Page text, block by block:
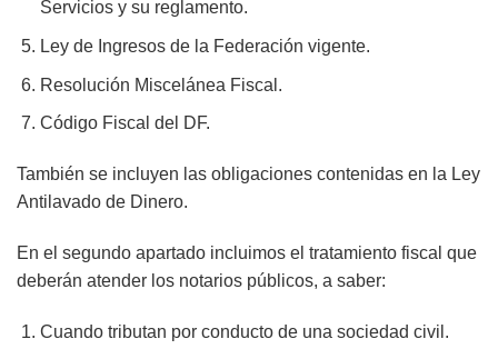
Servicios y su reglamento.
Ley de Ingresos de la Federación vigente.
Resolución Miscelánea Fiscal.
Código Fiscal del DF.
También se incluyen las obligaciones contenidas en la Ley
Antilavado de Dinero.
En el segundo apartado incluimos el tratamiento fiscal que
deberán atender los notarios públicos, a saber:
Cuando tributan por conducto de una sociedad civil.